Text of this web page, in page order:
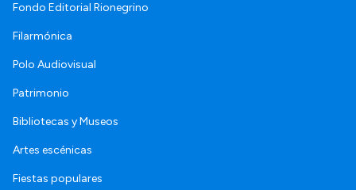
Fondo Editorial Rionegrino
Filarmónica
Polo Audiovisual
Patrimonio
Bibliotecas y Museos
Artes escénicas
Fiestas populares